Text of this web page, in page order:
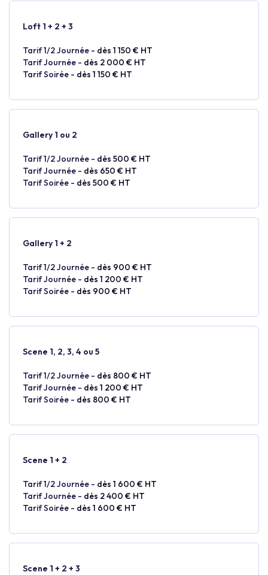
Loft 1 + 2 + 3
Tarif 1/2 Journée - dès 1 150 € HT
Tarif Journée - dès 2 000 € HT
Tarif Soirée - dès 1 150 € HT
Gallery 1 ou 2
Tarif 1/2 Journée - dès 500 € HT
Tarif Journée - dès 650 € HT
Tarif Soirée - dès 500 € HT
Gallery 1 + 2
Tarif 1/2 Journée - dès 900 € HT
Tarif Journée - dès 1 200 € HT
Tarif Soirée - dès 900 € HT
Scene 1, 2, 3, 4 ou 5
Tarif 1/2 Journée - dès 800 € HT
Tarif Journée - dès 1 200 € HT
Tarif Soirée - dès 800 € HT
Scene 1 + 2
Tarif 1/2 Journée - dès 1 600 € HT
Tarif Journée - dès 2 400 € HT
Tarif Soirée - dès 1 600 € HT
Scene 1 + 2 + 3